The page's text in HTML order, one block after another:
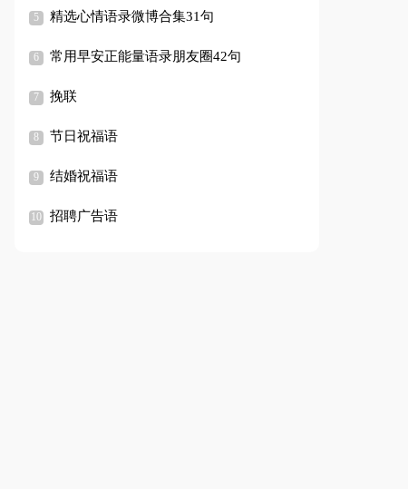
精选心情语录微博合集31句
常用早安正能量语录朋友圈42句
挽联
节日祝福语
结婚祝福语
招聘广告语